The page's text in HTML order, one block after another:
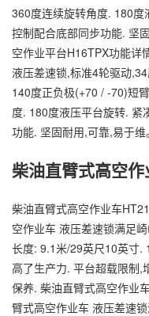
360度连续旋转角度. 180
控制配合底部同步功能. 坚
空作业平台H16TPX功能详
液压差速锁,标准4轮驱动
140度正负极(+70 / -70)短
度. 180度液压平台旋转. 紧
功能. 坚固耐用,可靠,易于维。
柴油直臂式高空
柴油直臂式高空作业车
空作业车 液压差速锁满足
长度: 9.1米/29英尺10英寸.
高了生产力. 平台超载限制,
保养. 柴油直臂式高空作业
臂式高空作业车 液压差速